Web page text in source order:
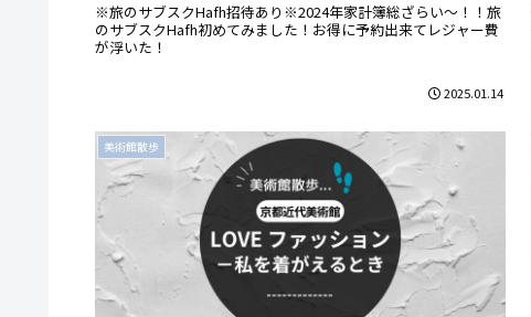
※旅のサブスクHafh招待あり※2024年家計簿総ざらい～！！旅
のサブスクHafh初めてみました！お得に予約出来てレジャー費
が浮いた！
2025.01.14
美術館散歩